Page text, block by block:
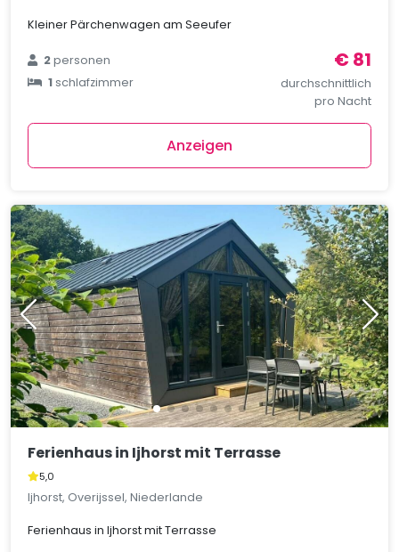
Kleiner Pärchenwagen am Seeufer
2personen
1schlafzimmer
€ 81
durchschnittlich
pro Nacht
Anzeigen
Ferienhaus in Ijhorst mit Terrasse
5,0
Ijhorst, Overijssel, Niederlande
Ferienhaus in Ijhorst mit Terrasse